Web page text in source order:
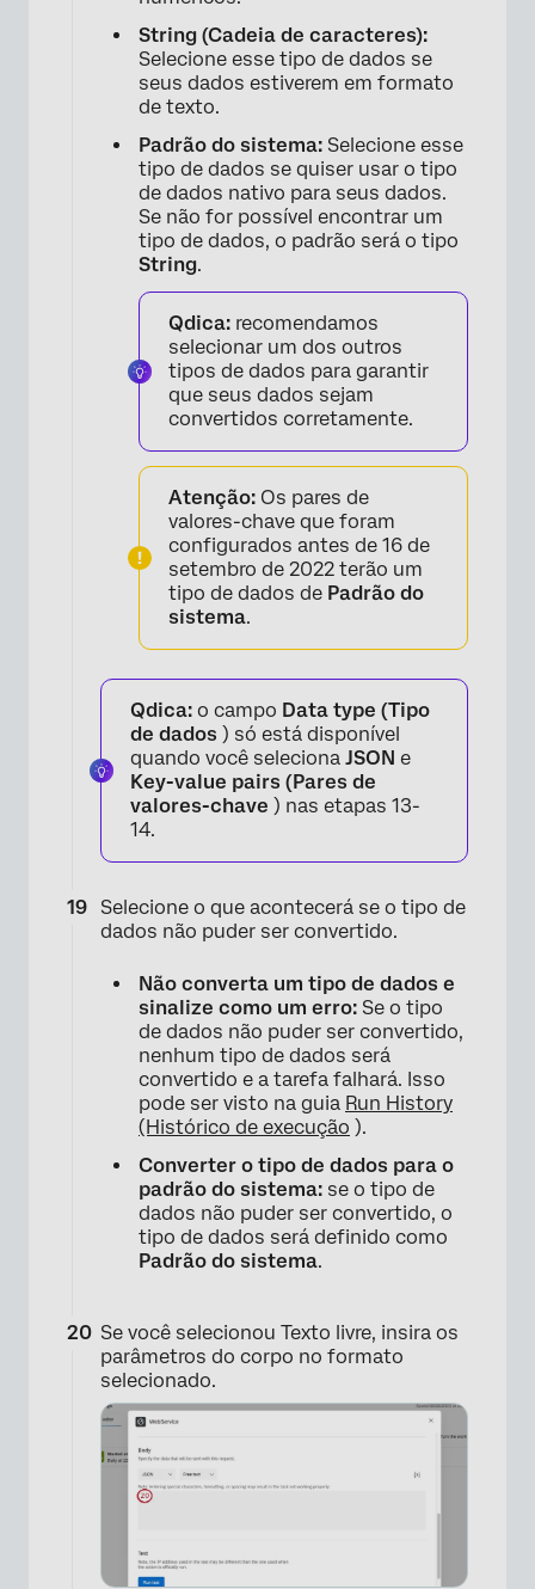
String (Cadeia de caracteres):
Selecione esse tipo de dados se
seus dados estiverem em formato
de texto.
Padrão do sistema: Selecione esse
tipo de dados se quiser usar o tipo
de dados nativo para seus dados.
Se não for possível encontrar um
tipo de dados, o padrão será o tipo
String.
Qdica: recomendamos
selecionar um dos outros
tipos de dados para garantir
que seus dados sejam
convertidos corretamente.
Atenção: Os pares de
valores-chave que foram
configurados antes de 16 de
setembro de 2022 terão um
tipo de dados de Padrão do
sistema.
Qdica: o campo Data type (Tipo
de dados ) só está disponível
quando você seleciona JSON e
Key-value pairs (Pares de
valores-chave ) nas etapas 13-
14.
Selecione o que acontecerá se o tipo de
dados não puder ser convertido.
Não converta um tipo de dados e
sinalize como um erro: Se o tipo
de dados não puder ser convertido,
nenhum tipo de dados será
convertido e a tarefa falhará. Isso
pode ser visto na guia Run History
(Histórico de execução ).
Converter o tipo de dados para o
padrão do sistema: se o tipo de
dados não puder ser convertido, o
tipo de dados será definido como
Padrão do sistema.
Se você selecionou Texto livre, insira os
parâmetros do corpo no formato
selecionado.